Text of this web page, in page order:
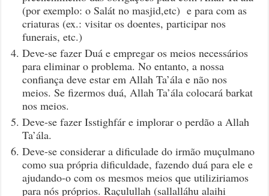
(por exemplo: o Salát no masjid,etc) e para com as
criaturas (ex.: visitar os doentes, participar nos
funerais, etc.)
Deve-se fazer Duá e empregar os meios necessários
para eliminar o problema. No entanto, a nossa
confiança deve estar em Allah Ta’ála e não nos
meios. Se fizermos duá, Allah Ta’ála colocará barkat
nos meios.
Deve-se fazer Isstighfár e implorar o perdão a Allah
Ta’ála.
Deve-se considerar a dificulade do irmão muçulmano
como sua própria dificuldade, fazendo duá para ele e
ajudando-o com os mesmos meios que utiliziriamos
para nós próprios. Raçulullah (sallalláhu alaihi